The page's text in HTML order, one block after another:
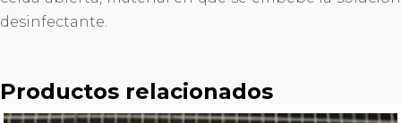
desinfectante.
Productos relacionados